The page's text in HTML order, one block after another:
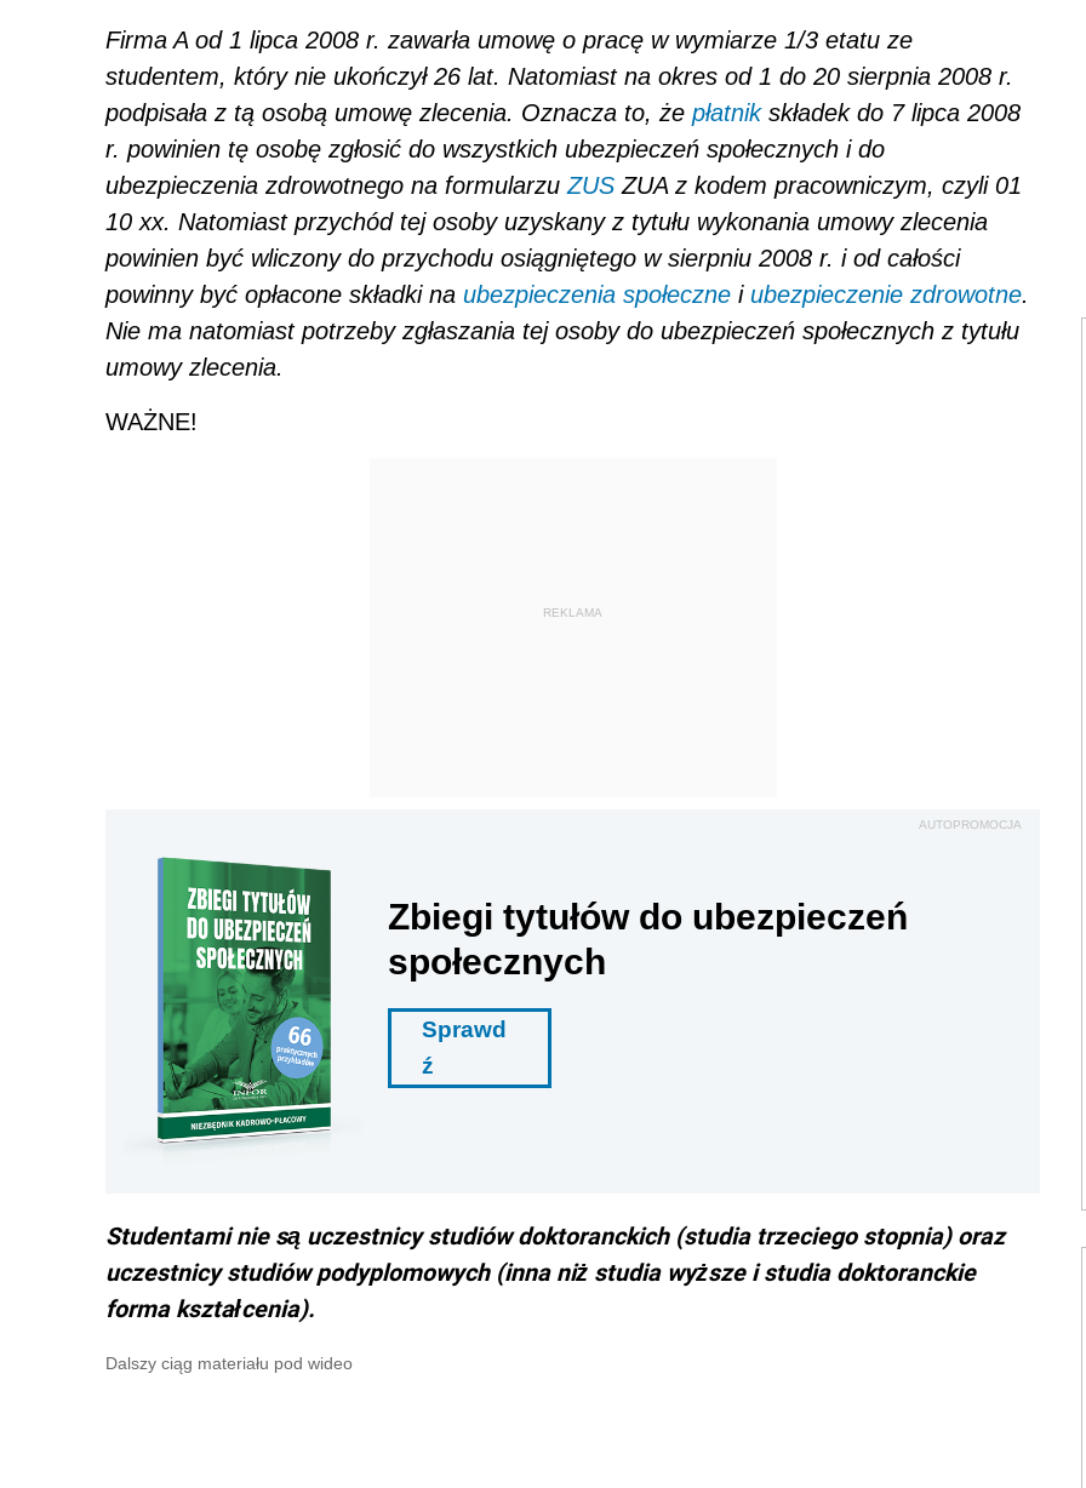
Firma A od 1 lipca 2008 r. zawarła umowę o pracę w wymiarze 1/3 etatu ze
studentem, który nie ukończył 26 lat. Natomiast na okres od 1 do 20 sierpnia 2008 r.
podpisała z tą osobą umowę zlecenia. Oznacza to, że płatnikskładek do 7 lipca 2008
r. powinien tę osobę zgłosić do wszystkich ubezpieczeń społecznych i do
ubezpieczenia zdrowotnego na formularzu ZUS ZUA z kodem pracowniczym, czyli 01
10 xx. Natomiast przychód tej osoby uzyskany z tytułu wykonania umowy zlecenia
powinien być wliczony do przychodu osiągniętego w sierpniu 2008 r. i od całości
powinny być opłacone składki na ubezpieczenia społeczne i ubezpieczenie zdrowotne.
Nie ma natomiast potrzeby zgłaszania tej osoby do ubezpieczeń społecznych z tytułu
umowy zlecenia.
WAŻNE!
REKLAMA
AUTOPROMOCJA
Zbiegi tytułów do ubezpieczeń
społecznych
Sprawd
ź
Studentami nie są uczestnicy studiów doktoranckich (studia trzeciego stopnia) oraz
uczestnicy studiów podyplomowych (inna niż studia wyższe i studia doktoranckie
forma kształcenia).
Dalszy ciąg materiału pod wideo